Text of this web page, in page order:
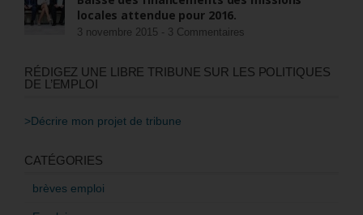
locales attendue pour 2016.
3 novembre 2015 - 3 Commentaires
RÉDIGEZ UNE LIBRE TRIBUNE SUR LES POLITIQUES
DE L’EMPLOI
>Décrire mon projet de tribune
CATÉGORIES
brèves emploi